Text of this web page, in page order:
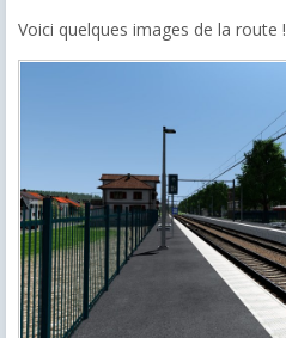
Voici quelques images de la route !